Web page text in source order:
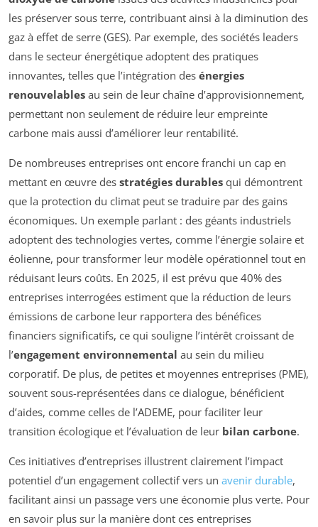
les préserver sous terre, contribuant ainsi à la diminution des
gaz à effet de serre (GES). Par exemple, des sociétés leaders
dans le secteur énergétique adoptent des pratiques
innovantes, telles que l’intégration des énergies
renouvelables au sein de leur chaîne d’approvisionnement,
permettant non seulement de réduire leur empreinte
carbone mais aussi d’améliorer leur rentabilité.
De nombreuses entreprises ont encore franchi un cap en
mettant en œuvre des stratégies durables qui démontrent
que la protection du climat peut se traduire par des gains
économiques. Un exemple parlant : des géants industriels
adoptent des technologies vertes, comme l’énergie solaire et
éolienne, pour transformer leur modèle opérationnel tout en
réduisant leurs coûts. En 2025, il est prévu que 40% des
entreprises interrogées estiment que la réduction de leurs
émissions de carbone leur rapportera des bénéfices
financiers significatifs, ce qui souligne l’intérêt croissant de
l’engagement environnemental au sein du milieu
corporatif. De plus, de petites et moyennes entreprises (PME),
souvent sous-représentées dans ce dialogue, bénéficient
d’aides, comme celles de l’ADEME, pour faciliter leur
transition écologique et l’évaluation de leur bilan carbone.
Ces initiatives d’entreprises illustrent clairement l’impact
potentiel d’un engagement collectif vers un avenir durable,
facilitant ainsi un passage vers une économie plus verte. Pour
en savoir plus sur la manière dont ces entreprises